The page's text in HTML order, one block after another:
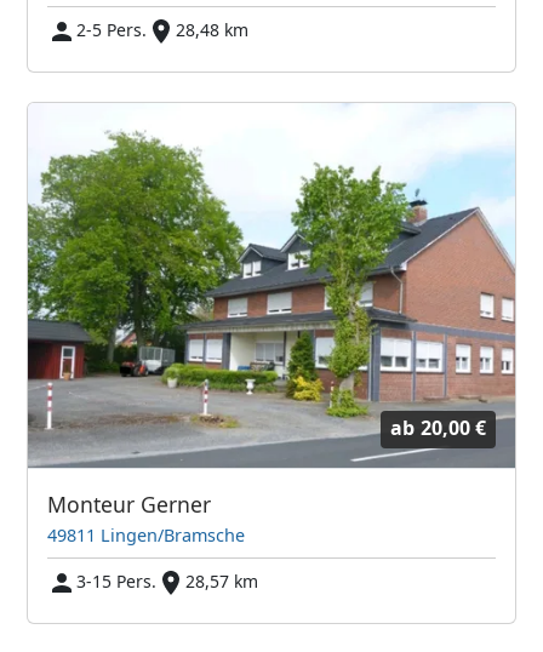
2-5 Pers.
28,48 km
ab 20,00 €
Monteur Gerner
49811 Lingen/Bramsche
3-15 Pers.
28,57 km